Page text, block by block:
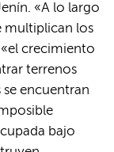
«A lo largo
multiplican los
crecimiento
terrenos
encuentran
bajo